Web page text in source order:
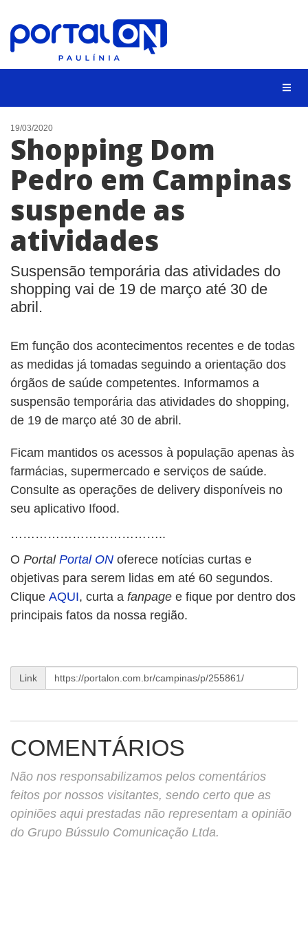
CIDADES
EVENTOS
EMPREGO
ANIVERSÁRIO DAS CIDADES
ANUNCIE
CONTATO
BUSCAR
19/03/2020
Shopping Dom
Pedro em Campinas
suspende as
atividades
Suspensão temporária das atividades do
shopping vai de 19 de março até 30 de
abril.
Em função dos acontecimentos recentes e de todas
as medidas já tomadas seguindo a orientação dos
órgãos de saúde competentes. Informamos a
suspensão temporária das atividades do shopping,
de 19 de março até 30 de abril.
Ficam mantidos os acessos à população apenas às
farmácias, supermercado e serviços de saúde.
Consulte as operações de delivery disponíveis no
seu aplicativo Ifood.
………………………………..
O Portal Portal ON oferece notícias curtas e
objetivas para serem lidas em até 60 segundos.
Clique AQUI, curta a fanpage e fique por dentro dos
principais fatos da nossa região.
Link
COMENTÁRIOS
Não nos responsabilizamos pelos comentários
feitos por nossos visitantes, sendo certo que as
opiniões aqui prestadas não representam a opinião
do Grupo Bússulo Comunicação Ltda.